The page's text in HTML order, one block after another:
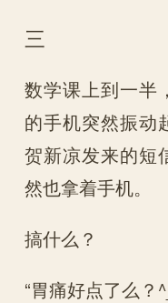
三
数学课上到一半
的手机突然振动
贺新凉发来的短
然也拿着手机。
搞什么？
“胃痛好点了么？